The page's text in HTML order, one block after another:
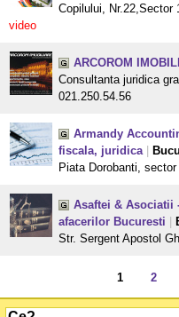
Copilului, Nr.22,Sector
video
ARCOROM
Consultanta juridica
021.250.54.56
Armandy
fiscala, juridica
Piata Dorobanti,
Asaftei & Asociatii
afacerilor Bucuresti
Str. Sergent Apostol
1 2